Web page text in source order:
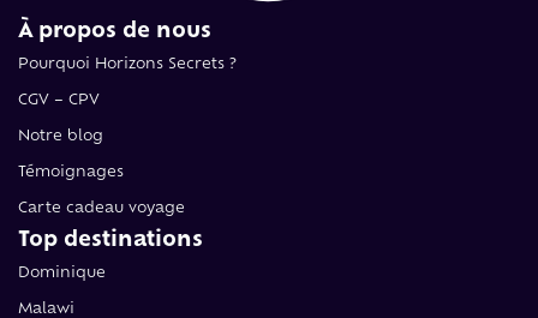
À propos de nous
Pourquoi Horizons Secrets ?
CGV – CPV
Notre blog
Témoignages
Carte cadeau voyage
Top destinations
Dominique
Malawi